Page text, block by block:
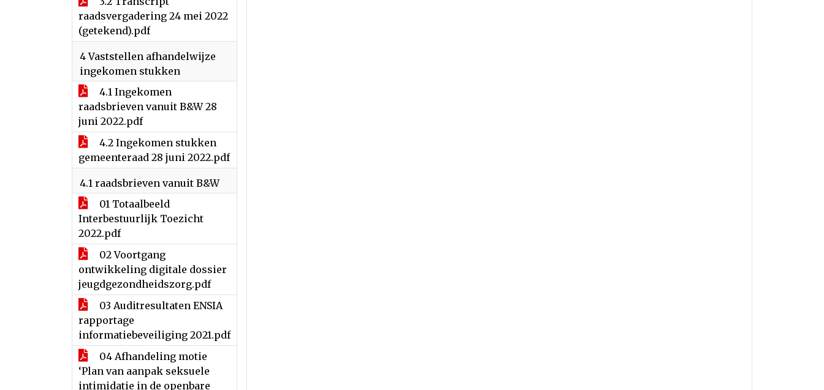
raadsvergadering 24 mei 2022
(getekend).pdf
4 Vaststellen afhandelwijze
ingekomen stukken
4.1 Ingekomen
raadsbrieven vanuit B&W 28
juni 2022.pdf
4.2 Ingekomen stukken
gemeenteraad 28 juni 2022.pdf
4.1 raadsbrieven vanuit B&W
01 Totaalbeeld
Interbestuurlijk Toezicht
2022.pdf
02 Voortgang
ontwikkeling digitale dossier
jeugdgezondheidszorg.pdf
03 Auditresultaten ENSIA
rapportage
informatiebeveiliging 2021.pdf
04 Afhandeling motie
‘Plan van aanpak seksuele
intimidatie in de openbare